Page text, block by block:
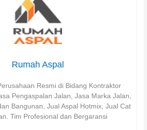
Rumah Aspal
Resmi di Bidang Kontraktor
Pengaspalan Jalan, Jasa Marka Jalan,
Bangunan, Jual Aspal Hotmix, Jual Cat
Tim Profesional dan Bergaransi